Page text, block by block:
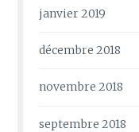
janvier 2019
décembre 2018
novembre 2018
septembre 2018